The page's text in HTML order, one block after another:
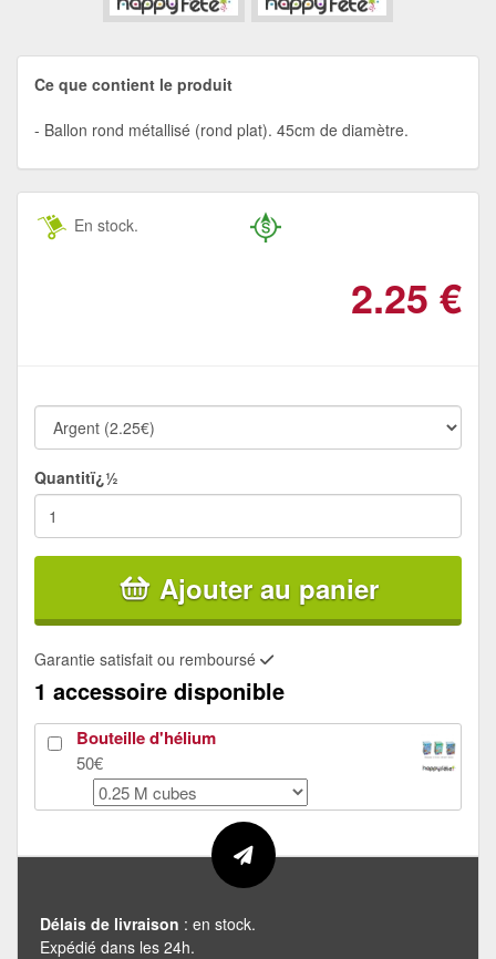
Ce que contient le produit
Ballon rond métallisé (rond plat). 45cm de diamètre.
En stock.
2.25 €
Quantitï¿½
Ajouter au panier
Garantie satisfait ou remboursé
1 accessoire disponible
Bouteille d'hélium
50€
Délais de livraison : en stock.
Expédié dans les 24h.